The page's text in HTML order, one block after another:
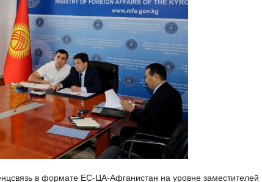
в формате ЕС-ЦА-Афганистан на уровне заместителей